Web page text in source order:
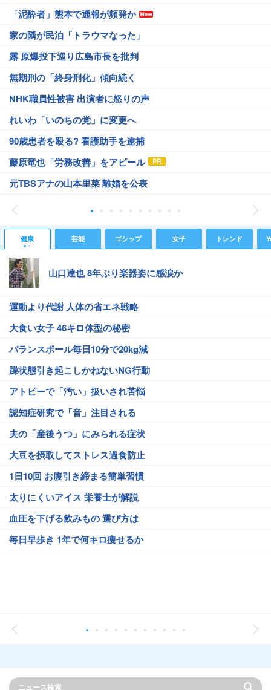
「泥酔者」熊本で通報が頻発か
家の隣が民泊「トラウマなった」
露 原爆投下巡り広島市長を批判
無期刑の「終身刑化」傾向続く
NHK職員性被害 出演者に怒りの声
れいわ「いのちの党」に変更へ
90歳患者を殴る? 看護助手を逮捕
藤原竜也「労務改善」をアピール
元TBSアナの山本里菜 離婚を公表
健康 芸能 ゴシップ 女子 トレンド
山口達也 8年ぶり楽器姿に感涙か
運動より代謝 人体の省エネ戦略
大食い女子 46キロ体型の秘密
バランスボール毎日10分で20kg減
躁状態引き起こしかねないNG行動
アトピーで「汚い」扱いされ苦悩
認知症研究で「音」注目される
夫の「産後うつ」にみられる症状
大豆を摂取してストレス過食防止
1日10回 お腹引き締まる簡単習慣
太りにくいアイス 栄養士が解説
血圧を下げる飲みもの 選び方は
毎日早歩き 1年で何キロ痩せるか